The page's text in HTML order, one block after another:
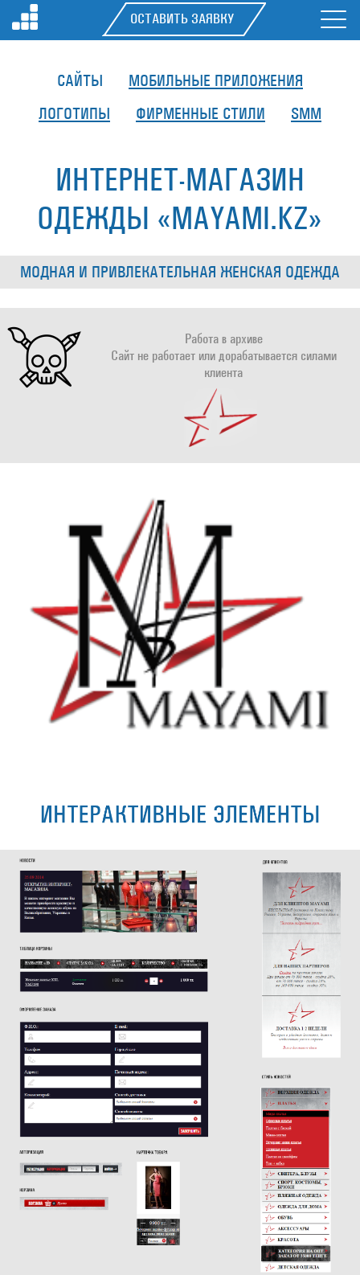
ОСТАВИТЬ ЗАЯВКУ
САЙТЫ
МОБИЛЬНЫЕ ПРИЛОЖЕНИЯ
ЛОГОТИПЫ
ФИРМЕННЫЕ СТИЛИ SMM
ИНТЕРНЕТ-МАГАЗИН
ОДЕЖДЫ «MAYAMI.KZ»
МОДНАЯ И ПРИВЛЕКАТЕЛЬНАЯ ЖЕНСКАЯ ОДЕЖДА
Работа в архиве
Сайт не работает или дорабатывается силами
клиента
ИНТЕРАКТИВНЫЕ ЭЛЕМЕНТЫ